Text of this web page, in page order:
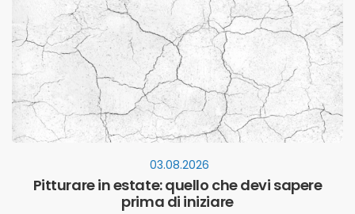
03.08.2026
Pitturare in estate: quello che devi sapere
prima di iniziare